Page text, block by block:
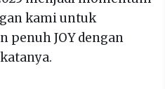
kami untuk
penuh JOY dengan